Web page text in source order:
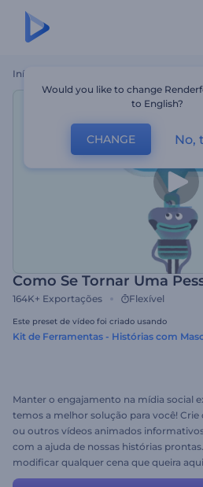
Início
Como Se Tornar Uma
164K+ Exportações Flexível
Este preset de vídeo foi criado usando
Kit de Ferramentas - Histórias com
Manter o engajamento na mídia social
temos a melhor solução para você!
ou outros vídeos animados
com a ajuda de nossas histórias
modificar qualquer cena que queira
próprias idéias e mídia. Não perca seu
Would you like to change
to English?
CHANGE No,